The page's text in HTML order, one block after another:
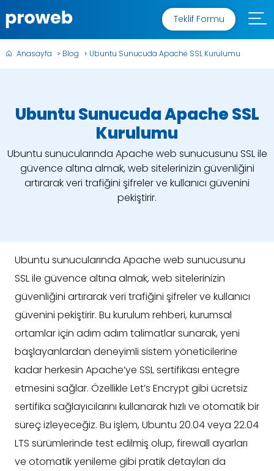
Teklif Formu
Anasayfa Blog Ubuntu Sunucuda Apache SSL Kurulumu
Ubuntu Sunucuda Apache SSL
Kurulumu
Ubuntu sunucularında Apache web sunucusunu SSL ile
güvence altına almak, web sitelerinizin güvenliğini
artırarak veri trafiğini şifreler ve kullanıcı güvenini
pekiştirir.
Ubuntu sunucularında Apache web sunucusunu
SSL ile güvence altına almak, web sitelerinizin
güvenliğini artırarak veri trafiğini şifreler ve kullanıcı
güvenini pekiştirir. Bu kurulum rehberi, kurumsal
ortamlar için adım adım talimatlar sunarak, yeni
başlayanlardan deneyimli sistem yöneticilerine
kadar herkesin Apache’ye SSL sertifikası entegre
etmesini sağlar. Özellikle Let’s Encrypt gibi ücretsiz
sertifika sağlayıcılarını kullanarak hızlı ve otomatik bir
süreç izleyeceğiz. Bu işlem, Ubuntu 20.04 veya 22.04
LTS sürümlerinde test edilmiş olup, firewall ayarları
ve otomatik yenileme gibi pratik detayları da